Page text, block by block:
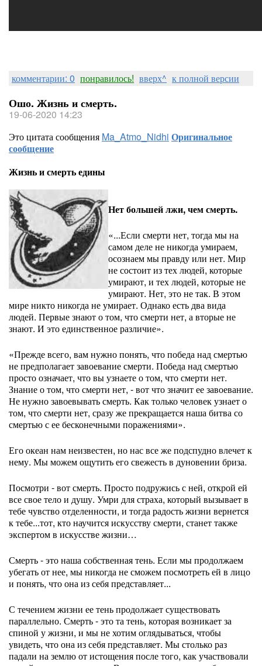
комментарии: 0 понравилось! вверх^ к полной версии
Ошо. Жизнь и смерть.
19-06-2020 14:23
Это цитата сообщения Ma_Atmo_Nidhi Оригинальное
сообщение
Жизнь и смерть едины
Нет большей лжи, чем смерть.
«...Если смерти нет, тогда мы на
самом деле не никогда умираем,
осознаем мы правду или нет. Мир
не состоит из тех людей, которые
умирают, и тех людей, которые не
умирают. Нет, это не так. В этом
мире никто никогда не умирает. Однако есть два вида
людей. Первые знают о том, что смерти нет, а вторые не
знают. И это единственное различие».
«Прежде всего, вам нужно понять, что победа над смертью
не предполагает завоевание смерти. Победа над смертью
просто означает, что вы узнаете о том, что смерти нет.
Знание о том, что смерти нет, - вот что значит ее завоевание.
Не нужно завоевывать смерть. Как только человек узнает о
том, что смерти нет, сразу же прекращается наша битва со
смертью с ее бесконечными поражениями».
Его океан нам неизвестен, но нас все же подспудно влечет к
нему. Мы можем ощутить его свежесть в дуновении бриза.
Посмотри - вот смерть. Просто подружись с ней, открой ей
все свое тело и душу. Умри для страха, который вызывает в
тебе чувство отделенности, и тогда радость жизни вернется
к тебе...тот, кто научится искусству смерти, станет также
экспертом в искусстве жизни…
Смерть - это наша собственная тень. Если мы продолжаем
убегать от нее, мы никогда не сможем посмотреть ей в лицо
и понять, что она из себя представляет...
С течением жизни ее тень продолжает существовать
параллельно. Смерть - это та тень, которая возникает за
спиной у жизни, и мы не хотим оглядываться, чтобы
увидеть, что она из себя представляет. Мы столько раз
падали на землю от истощения после того, как участвовали